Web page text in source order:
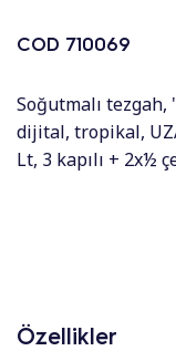
COD 710069
Soğutmalı tezgah,
dijital, tropikal,
Lt, 3 kapılı + 2x½
Özellikler